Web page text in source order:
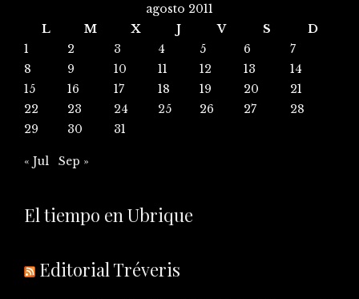
agosto 2011
L
M X J V S
D
1
2 3 4 5 6
7
8
9 10 11 12 13
14
15
16 17 18 19 20
21
22
23 24 25 26 27
28
29
30 31
« Jul Sep »
El tiempo en Ubrique
Editorial Tréveris